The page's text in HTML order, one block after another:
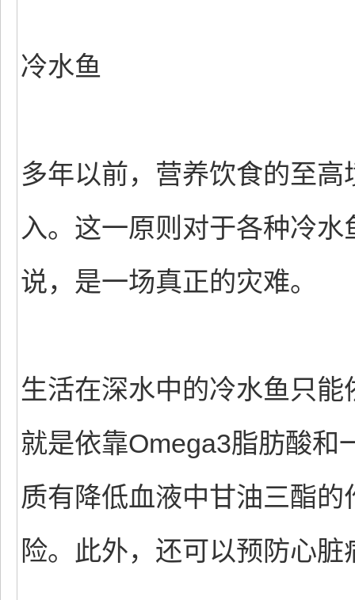
冷水鱼
多年以前，营养饮食的至
入。这一原则对于各种冷
说，是一场真正的灾难。
生活在深水中的冷水鱼只
就是依靠Omega3脂肪酸和
质有降低血液中甘油三酯
险。此外，还可以预防心